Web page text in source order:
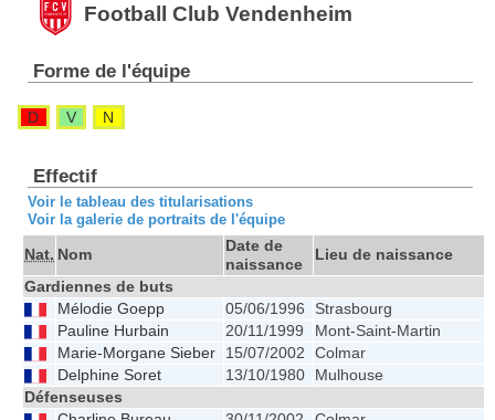
Football Club Vendenheim
Forme de l'équipe
D V N
Effectif
Voir le tableau des titularisations
Voir la galerie de portraits de l'équipe
Nat. Nom
Date de
naissance
Lieu de naissance
Gardiennes de buts
Mélodie Goepp
05/06/1996
Strasbourg
Pauline Hurbain
20/11/1999
Mont-Saint-Martin
Marie-Morgane Sieber
15/07/2002 Colmar
Delphine Soret
13/10/1980 Mulhouse
Défenseuses